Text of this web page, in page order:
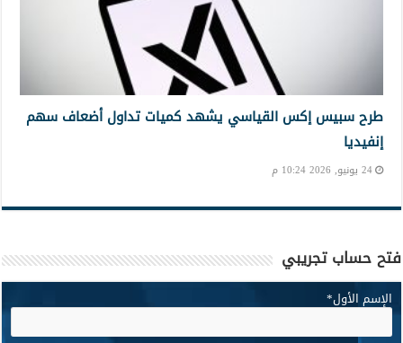
طرح سبيس إكس القياسي يشهد كميات تداول أضعاف سهم
إنفيديا
24 يونيو, 2026 10:24 م
فتح حساب تجريبي
الإسم الأول*